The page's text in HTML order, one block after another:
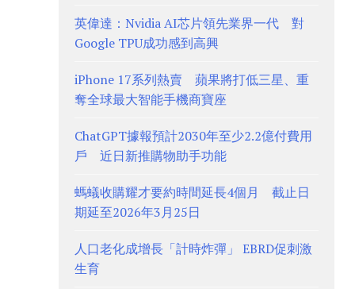
英偉達：Nvidia AI芯片領先業界一代 對
Google TPU成功感到高興
iPhone 17系列熱賣 蘋果將打低三星、重
奪全球最大智能手機商寶座
ChatGPT據報預計2030年至少2.2億付費用
戶 近日新推購物助手功能
螞蟻收購耀才要約時間延長4個月 截止日
期延至2026年3月25日
人口老化成增長「計時炸彈」 EBRD促刺激
生育